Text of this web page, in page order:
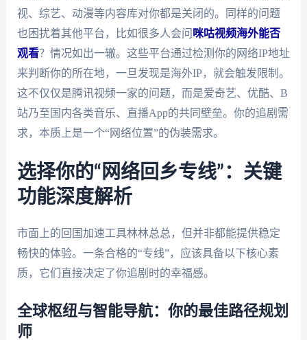
视、综艺、动漫等内容库对你都是关闭的。同样的问题
也困扰着其他平台，比如很多人会问 咪咕视频海外能否
观看？情况如出一辙。这些平台通过检测你的网络IP地址
来判断你的所在地，一旦发现是海外IP，就会触发限制。
这不仅仅是腾讯视频一家的问题，而是爱奇艺、优酷、B
站乃至国内各类音乐、直播App的共同壁垒。你的追剧需
求，本质上是一个“网络位置”的伪装需求。
选择你的“网络回乡专线”：关键
功能深度解析
市面上的回国加速工具林林总总，但并非都能提供稳定
畅快的体验。一条合格的“专线”，应该具备以下核心素
质，它们直接决定了你追剧时的幸福感。
全球枢纽与智能导航：你的最佳路径规划
师